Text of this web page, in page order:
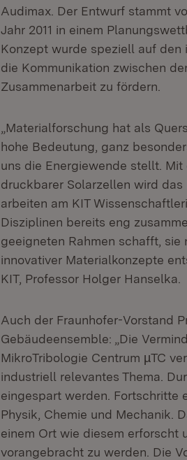
Audimax. Der Entwurf stammt
Jahr 2011 in einem
Konzept wurde speziell auf den
die Kommunikation zwischen
Zusammenarbeit zu fördern.
„Materialforschung hat als
hohe Bedeutung, ganz
uns die Energiewende stellt.
druckbarer Solarzellen wird
arbeiten am KIT
Disziplinen bereits eng
geeigneten Rahmen schafft,
innovativer Materialkonzepte
KIT, Professor Holger Hanselka.
Auch der Fraunhofer-Vorstand
Gebäudeensemble: „Die
MikroTribologie Centrum µTC
industriell relevantes Thema.
eingespart werden. Fortschritte
Physik, Chemie und Mechanik.
einem Ort wie diesem erforscht
vorangebracht zu werden. Die